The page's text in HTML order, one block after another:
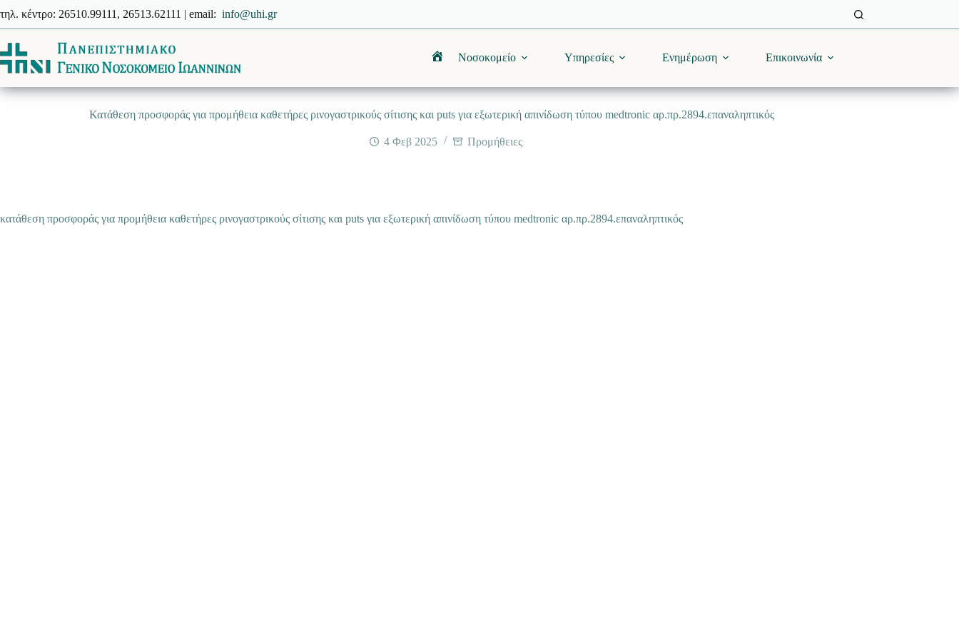
στο
περιεχόμενο
τηλ. κέντρο: 26510.99111, 26513.62111 | email: info@uhi.gr
ΑρχικήΝοσοκομείο Υπηρεσίες Ενημέρωση Επικοινωνία
Κατάθεση προσφοράς για προμήθεια καθετήρες ρινογαστρικούς σίτισης και puts για εξωτερική απινίδωση τύπου medtronic αρ.πρ.2894.επαναληπτικός
4 Φεβ 2025 Προμήθειες
κατάθεση προσφοράς για προμήθεια καθετήρες ρινογαστρικούς σίτισης και puts για εξωτερική απινίδωση τύπου medtronic αρ.πρ.2894.επαναληπτικός